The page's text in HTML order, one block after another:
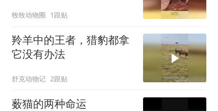
牧牧动物圈 1跟贴
羚羊中的王者，猎豹都拿
它没有办法
舒克动物记 2跟贴
薮猫的两种命运